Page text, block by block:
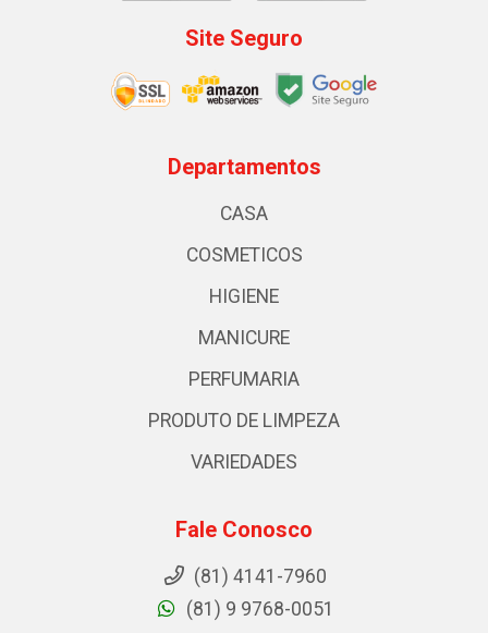
Site Seguro
Departamentos
CASA
COSMETICOS
HIGIENE
MANICURE
PERFUMARIA
PRODUTO DE LIMPEZA
VARIEDADES
Fale Conosco
(81) 4141-7960
(81) 9 9768-0051